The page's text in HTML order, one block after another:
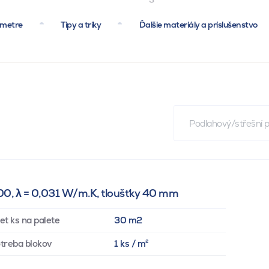
Tipy a triky Ďalšie materiály a príslušenstvo
Podlahový/střešní
λ = 0,031 W/m.K, tloušťky 40 mm
ks na palete 30 m2
blokov 1 ks / m²